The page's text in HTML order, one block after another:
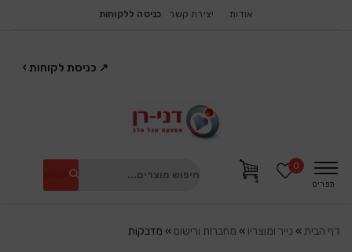
אודות יצירת קשר כניסה ללקוחות
↗ כניסת לקוחות ›
תפריט
0
דף הבית» נייר ומוצריו » מחברות ורישום » מדבקות